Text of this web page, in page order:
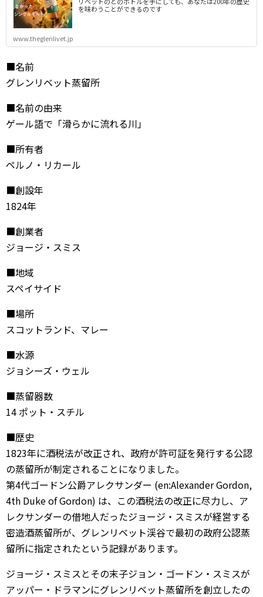
を味わうことができるのです
www.theglenlivet.jp
■名前
グレンリベット蒸留所
■名前の由来
ゲール語で「滑らかに流れる川」
■所有者
ペルノ・リカール
■創設年
1824年
■創業者
ジョージ・スミス
■地域
スペイサイド
■場所
スコットランド、マレー
■水源
ジョシーズ・ウェル
■蒸留器数
14 ポット・スチル
■歴史
1823年に酒税法が改正され、政府が許可証を発行する公認
の蒸留所が制定されることになりました。
第4代ゴードン公爵アレクサンダー (en:Alexander Gordon,
4th Duke of Gordon) は、この酒税法の改正に尽力し、ア
レクサンダーの借地人だったジョージ・スミスが経営する
密造酒蒸留所が、グレンリベット渓谷で最初の政府公認蒸
留所に指定されたという記録があります。
ジョージ・スミスとその末子ジョン・ゴードン・スミスが
アッパー・ドラマンにグレンリベット蒸留所を創立したの